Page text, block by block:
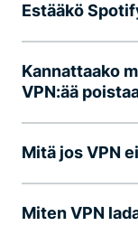
Estääkö
Kannattaako
VPN:ää
Mitä jos VPN
Miten VPN